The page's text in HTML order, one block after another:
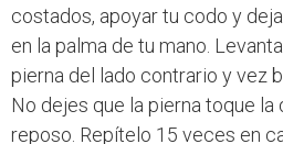
costados, apoyar tu codo y
en la palma de tu mano.
pierna del lado contrario y vez
No dejes que la pierna toque la
reposo. Repítelo 15 veces en